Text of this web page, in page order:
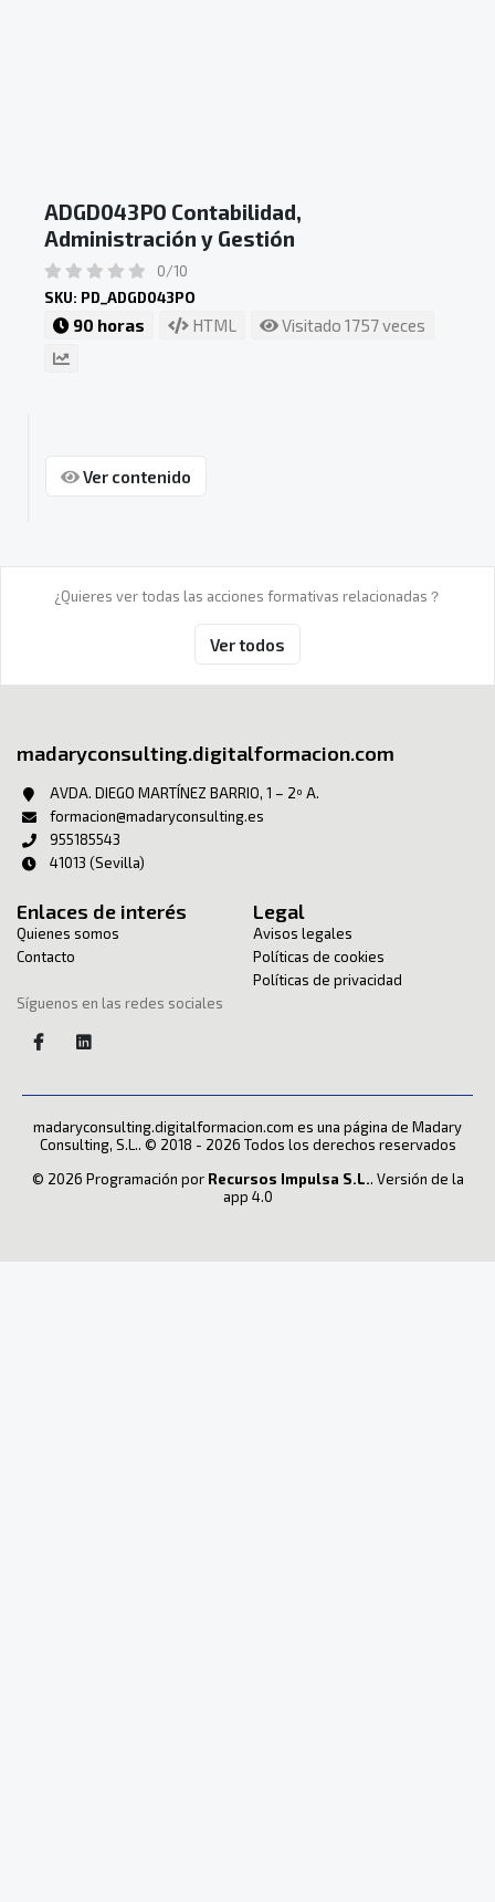
ADGD043PO Contabilidad,
Administración y Gestión
0/10
SKU: PD_ADGD043PO
90 horas HTML Visitado 1757 veces
Ver contenido
¿Quieres ver todas las acciones formativas relacionadas？
Ver todos
madaryconsulting.digitalformacion.com
AVDA. DIEGO MARTÍNEZ BARRIO, 1 – 2º A.
formacion@madaryconsulting.es
955185543
41013 (Sevilla)
Enlaces de interés
Quienes somos
Contacto
Legal
Avisos legales
Políticas de cookies
Políticas de privacidad
Síguenos en las redes sociales
madaryconsulting.digitalformacion.com es una página de Madary
Consulting, S.L.. © 2018 - 2026 Todos los derechos reservados
© 2026 Programación por Recursos Impulsa S.L.. Versión de la
app 4.0